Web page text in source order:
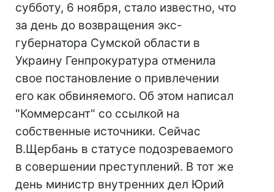
субботу, 6 ноября, стало известно, что
за день до возвращения экс-
губернатора Сумской области в
Украину Генпрокуратура отменила
свое постановление о привлечении
его как обвиняемого. Об этом написал
"Коммерсант" со ссылкой на
собственные источники. Сейчас
В.Щербань в статусе подозреваемого
в совершении преступлений. В тот же
день министр внутренних дел Юрий